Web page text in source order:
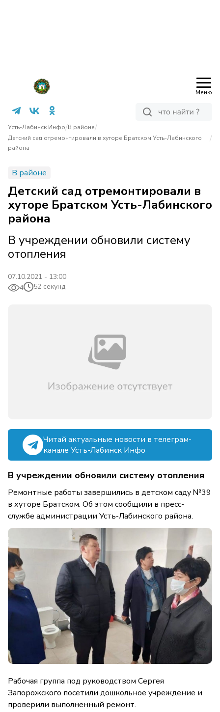
Меню
Усть-Лабинск Инфо/В районе/
Детский сад отремонтировали в хуторе Братском Усть-Лабинского
района
/
В районе
Детский сад отремонтировали в
хуторе Братском Усть-Лабинского
района
В учреждении обновили систему
отопления
07.10.2021 - 13:00
4
52 секунд
Читай актуальные новости в телеграм-
канале Усть-Лабинск Инфо
В учреждении обновили систему отопления
Ремонтные работы завершились в детском саду №39
в хуторе Братском. Об этом сообщили в пресс-
службе администрации Усть-Лабинского района.
Рабочая группа под руководством Сергея
Запорожского посетили дошкольное учреждение и
проверили выполненный ремонт.